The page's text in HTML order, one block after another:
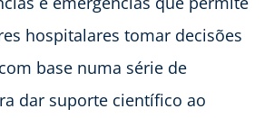
hospitalares tomar decisões
base numa série de
dar suporte científico ao